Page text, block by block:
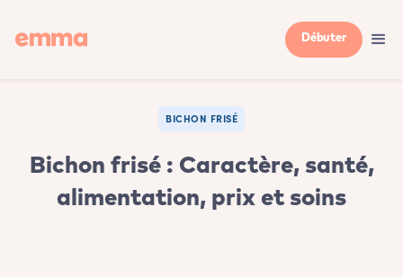
Débuter
BICHON FRISÉ
Bichon frisé : Caractère, santé,
alimentation, prix et soins